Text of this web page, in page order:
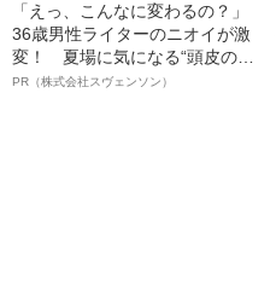
「えっ、こんなに変わるの？」
36歳男性ライターのニオイが激
変！ 夏場に気になる“頭皮のニ
オイ”や“ベタつき”を解消す
PR（株式会社スヴェンソン）